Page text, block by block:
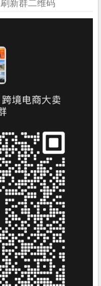
新群二维码